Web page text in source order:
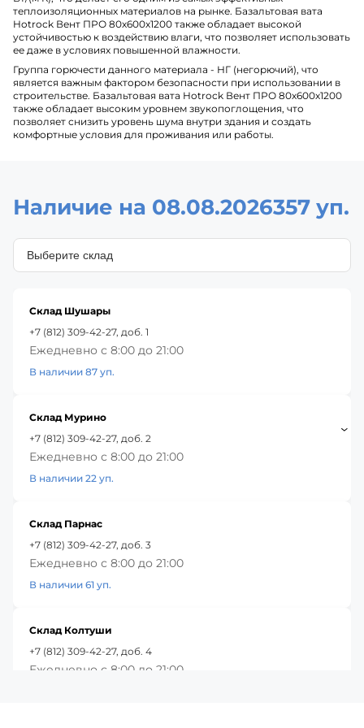
теплоизоляционных материалов на рынке. Базальтовая вата
Hotrock Вент ПРО 80х600х1200 также обладает высокой
устойчивостью к воздействию влаги, что позволяет использовать
ее даже в условиях повышенной влажности.
Группа горючести данного материала - НГ (негорючий), что
является важным фактором безопасности при использовании в
строительстве. Базальтовая вата Hotrock Вент ПРО 80х600х1200
также обладает высоким уровнем звукопоглощения, что
позволяет снизить уровень шума внутри здания и создать
комфортные условия для проживания или работы.
Наличие на 08.08.2026357 уп.
Склад Шушары
+7 (812) 309-42-27, доб. 1
Ежедневно с 8:00 до 21:00
В наличии 87 уп.
Склад Мурино
+7 (812) 309-42-27, доб. 2
Ежедневно с 8:00 до 21:00
В наличии 22 уп.
Склад Парнас
+7 (812) 309-42-27, доб. 3
Ежедневно с 8:00 до 21:00
В наличии 61 уп.
Склад Колтуши
+7 (812) 309-42-27, доб. 4
Ежедневно с 8:00 до 21:00